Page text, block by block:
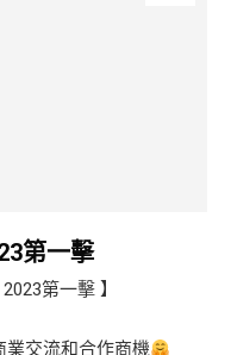
第一擊
第一擊 】
業交流和合作商機